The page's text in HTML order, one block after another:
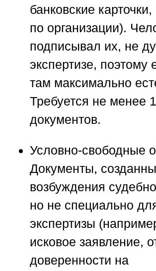
банковские
по организации).
подписывал их, не
экспертизе, поэтому
там максимально
Требуется не менее
документов.
Условно-свободные
Документы,
возбуждения
но не специально
экспертизы
исковое заявление,
доверенности на